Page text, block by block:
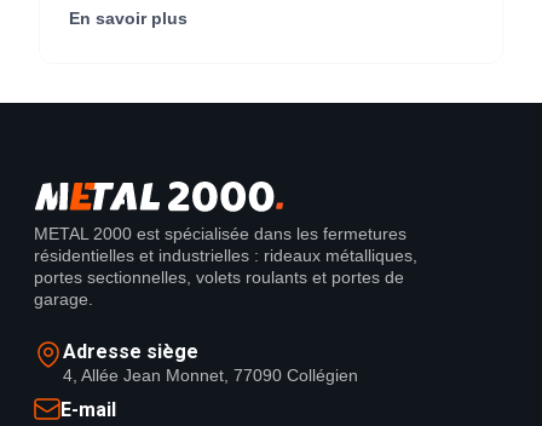
Center) (95290).
En savoir plus
METAL 2000 est spécialisée dans les fermetures
résidentielles et industrielles : rideaux métalliques,
portes sectionnelles, volets roulants et portes de
garage.
Adresse siège
4, Allée Jean Monnet, 77090 Collégien
E-mail